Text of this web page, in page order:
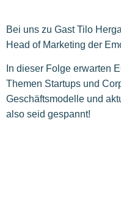
Bei uns zu Gast Tilo
Head of Marketing der
In dieser Folge erwarten
Themen Startups und
Geschäftsmodelle und
also seid gespannt!